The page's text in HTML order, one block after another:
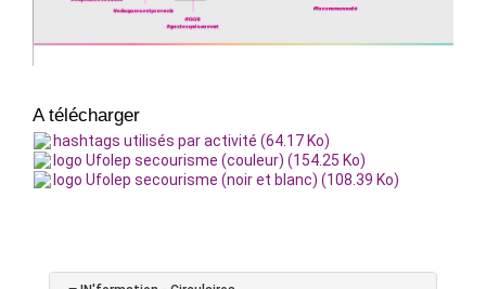
A télécharger
hashtags utilisés par activité (64.17 Ko)
logo Ufolep secourisme (couleur) (154.25 Ko)
logo Ufolep secourisme (noir et blanc) (108.39 Ko)